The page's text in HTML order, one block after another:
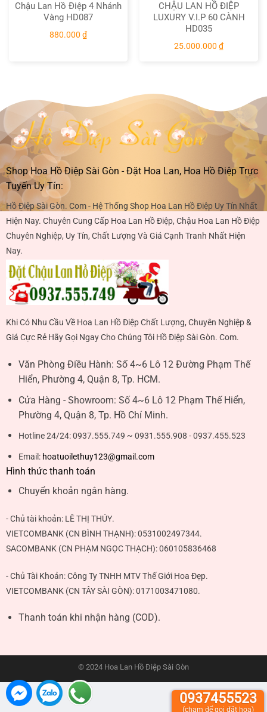
Chậu Lan Hồ Điệp 4 Nhánh
Vàng HD087
880.000 ₫
CHẬU LAN HỒ ĐIỆP
LUXURY V.I.P 60 CÀNH
HD035
25.000.000 ₫
Shop Hoa Hồ Điệp Sài Gòn - Đặt Hoa Lan, Hoa Hồ Điệp Trực
Tuyến Uy Tín:
Hồ Điệp Sài Gòn. Com - Hệ Thống Shop Hoa Lan Hồ Điệp Uy Tín Nhất
Hiện Nay. Chuyên Cung Cấp Hoa Lan Hồ Điệp, Chậu Hoa Lan Hồ Điệp
Chuyên Nghiệp, Uy Tín, Chất Lượng Và Giá Cạnh Tranh Nhất Hiện
Nay.
Khi Có Nhu Cầu Về Hoa Lan Hồ Điệp Chất Lượng, Chuyên Nghiệp &
Giá Cực Rẻ Hãy Gọi Ngay Cho Chúng Tôi Hồ Điệp Sài Gòn. Com.
Văn Phòng Điều Hành: Số 4~6 Lô 12 Đường Phạm Thế
Hiển, Phường 4, Quận 8, Tp. HCM.
Cửa Hàng - Showroom: Số 4~6 Lô 12 Phạm Thế Hiển,
Phường 4, Quận 8, Tp. Hồ Chí Minh.
Hotline 24/24:0937.555.749 ~ 0931.555.908 - 0937.455.523
Email: hoatuoilethuy123@gmail.com
Hình thức thanh toán
Chuyển khoản ngân hàng.
- Chủ tài khoản: LÊ THỊ THÚY.
VIETCOMBANK (CN BÌNH THẠNH):0531002497344.
SACOMBANK (CN PHẠM NGỌC THẠCH):060105836468
- Chủ Tài Khoản: Công Ty TNHH MTV Thế Giới Hoa Đẹp.
VIETCOMBANK (CN TÂY SÀI GÒN):0171003471080.
Thanh toán khi nhận hàng (COD).
© 2024 Hoa Lan Hồ Điệp Sài Gòn
0937455523
(chạm để gọi đặt hoa)